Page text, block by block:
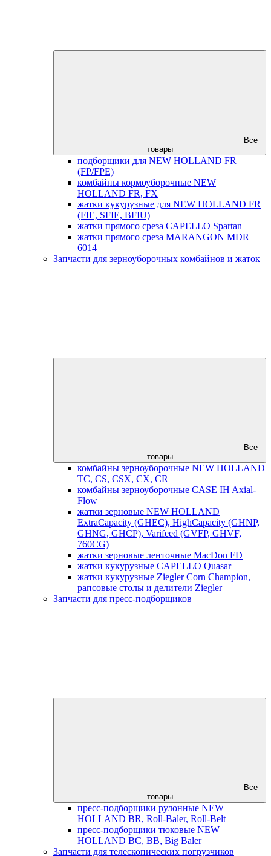
Все
товары
подборщики для NEW HOLLAND FR
(FP/FPE)
комбайны кормоуборочные NEW
HOLLAND FR, FX
жатки кукурузные для NEW HOLLAND FR
(FIE, SFIE, BFIU)
жатки прямого среза CAPELLO Spartan
жатки прямого среза MARANGON MDR
6014
Запчасти для зерноуборочных комбайнов и жаток
Все
товары
комбайны зерноуборочные NEW HOLLAND
TC, CS, CSX, CX, CR
комбайны зерноуборочные CASE IH Axial-
Flow
жатки зерновые NEW HOLLAND
ExtraCapacity (GHEC), HighCapacity (GHNP,
GHNG, GHCP), Varifeed (GVFP, GHVF,
760CG)
жатки зерновые ленточные MacDon FD
жатки кукурузные CAPELLO Quasar
жатки кукурузные Ziegler Corn Champion,
рапсовые столы и делители Ziegler
Запчасти для пресс-подборщиков
Все
товары
пресс-подборщики рулонные NEW
HOLLAND BR, Roll-Baler, Roll-Belt
пресс-подборщики тюковые NEW
HOLLAND BC, BB, Big Baler
Запчасти для телескопических погрузчиков